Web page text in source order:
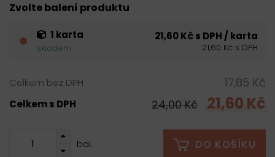
Zvolte balení produktu
1 karta
skladem
21,60 Kč s DPH / karta
21,60 Kč s DPH
Celkem bez DPH 17,85 Kč
Celkem s DPH 24,00 Kč 21,60 Kč
bal. DO KOŠÍKU